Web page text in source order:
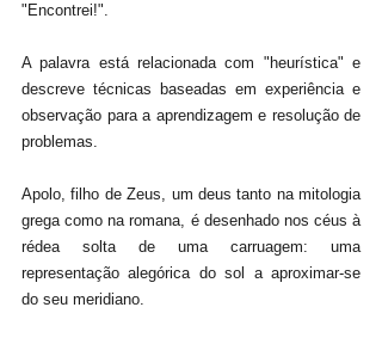
"Encontrei!".
A palavra está relacionada com "heurística" e
descreve técnicas baseadas em experiência e
observação para a aprendizagem e resolução de
problemas.
Apolo, filho de Zeus, um deus tanto na mitologia
grega como na romana, é desenhado nos céus à
rédea solta de uma carruagem: uma
representação alegórica do sol a aproximar-se
do seu meridiano.